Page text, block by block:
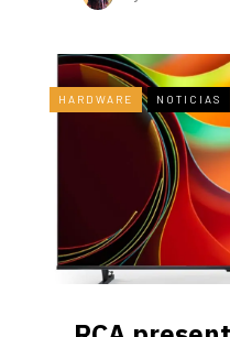
HARDWARE NOTICIAS